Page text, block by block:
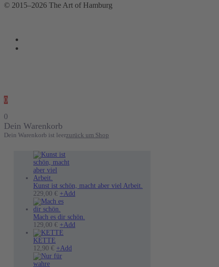
© 2015–2026 The Art of Hamburg
0
0
Dein Warenkorb
Dein Warenkorb ist leerzurück um Shop
Kunst ist schön, macht aber viel Arbeit.
229,00 € +Add
mehrere
Mach es dir schön.
129,00 € +Add
KETTE
12,90 € +Add